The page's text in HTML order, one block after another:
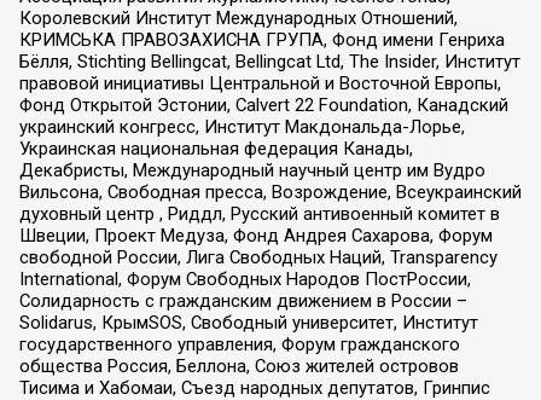
Королевский Институт Международных Отношений,
КРИМСЬКА ПРАВОЗАХИСНА ГРУПА, Фонд имени Генриха
Бёлля, Stichting Bellingcat, Bellingcat Ltd, The Insider, Институт
правовой инициативы Центральной и Восточной Европы,
Фонд Открытой Эстонии, Calvert 22 Foundation, Канадский
украинский конгресс, Институт Макдональда-Лорье,
Украинская национальная федерация Канады,
Декабристы, Международный научный центр им Вудро
Вильсона, Свободная пресса, Возрождение, Всеукраинский
духовный центр , Риддл, Русский антивоенный комитет в
Швеции, Проект Медуза, Фонд Андрея Сахарова, Форум
свободной России, Лига Свободных Наций, Transparеncy
International, Форум Свободных Народов ПостРоссии,
Солидарность с гражданским движением в России –
Solidarus, КрымSOS, Свободный университет, Институт
государственного управления, Форум гражданского
общества Россия, Беллона, Союз жителей островов
Тисима и Хабомаи, Съезд народных депутатов, Гринпис